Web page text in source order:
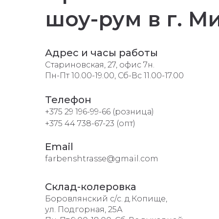
шоу-рум в г.
Адрес и часы работы
Стариновская, 27, офис 7н.
Пн-Пт 10.00-19.00, Сб-Вс 11.00-17.00
Телефон
Email
farbenshtrasse@gmail.com
Склад-колеровка
Боровлянский с/с. д.Копище,
ул. Подгорная, 25А
+375 29 196-99-66 (розница)
+375 44 738-67-23 (опт)